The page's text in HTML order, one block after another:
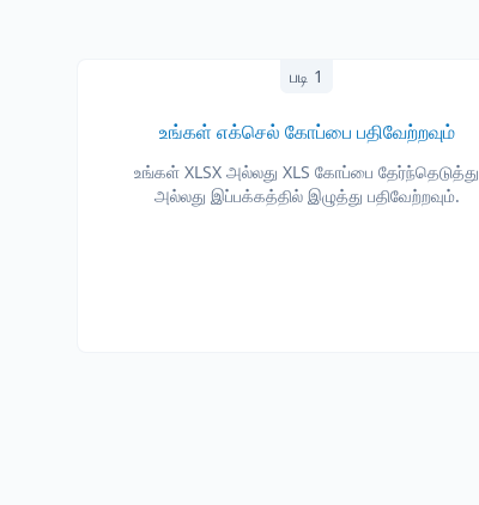
படி 1
உங்கள் எக்செல் கோப்பை பதிவேற்றவும்
உங்கள் XLSX அல்லது XLS கோப்பை தேர்ந்தெடுத்து
அல்லது இப்பக்கத்தில் இழுத்து பதிவேற்றவும்.